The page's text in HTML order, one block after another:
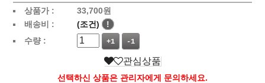
상품가 : 33,700원
배송비 :
(조건)
!
수량 :
+1 -1
관심상품
선택하신 상품은 관리자에게 문의하세요.